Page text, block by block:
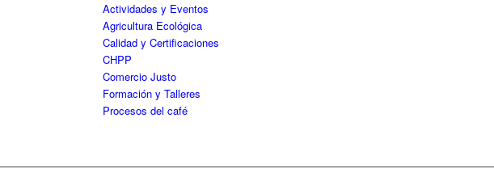
Actividades y Eventos
Agricultura Ecológica
Calidad y Certificaciones
CHPP
Comercio Justo
Formación y Talleres
Procesos del café